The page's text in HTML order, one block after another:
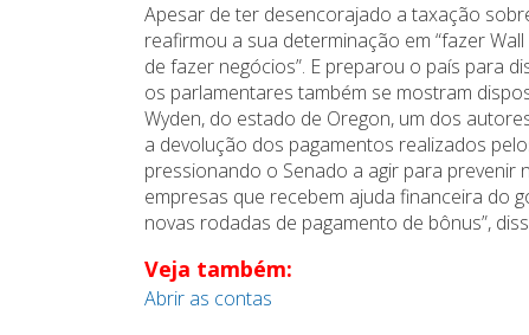
Apesar de ter desencorajado a taxação
reafirmou a sua determinação em “fazer
de fazer negócios”. E preparou o país para
os parlamentares também se mostram
Wyden, do estado de Oregon, um dos
a devolução dos pagamentos realizados
pressionando o Senado a agir para
empresas que recebem ajuda financeira do
novas rodadas de pagamento de bônus”,
Veja também:
Abrir as contas